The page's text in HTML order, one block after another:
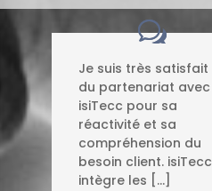
Je suis très satisfait
du partenariat avec
isiTecc pour sa
réactivité et sa
compréhension du
besoin client. isiTecc
intègre les […]